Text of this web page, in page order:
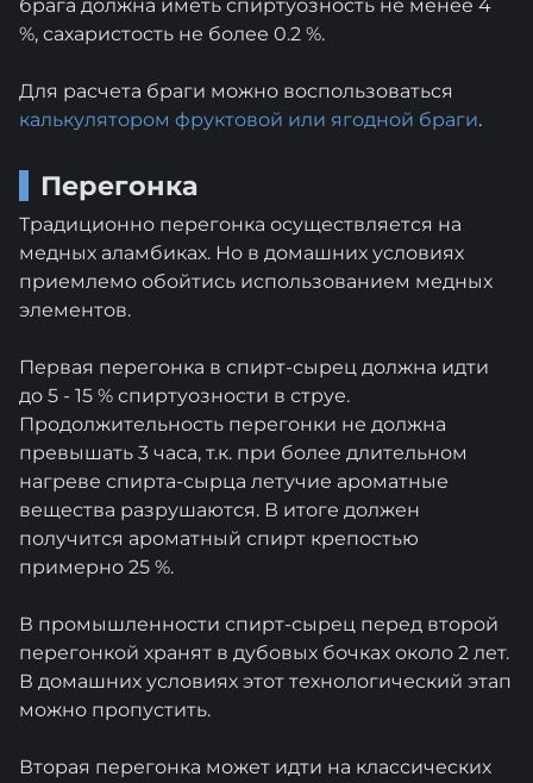
брага должна иметь спиртуозность не менее 4
%, сахаристость не более 0.2 %.
Для расчета браги можно воспользоваться
калькулятором фруктовой или ягодной браги.
Перегонка
Традиционно перегонка осуществляется на
медных аламбиках. Но в домашних условиях
приемлемо обойтись использованием медных
элементов.
Первая перегонка в спирт-сырец должна идти
до 5 - 15 % спиртуозности в струе.
Продолжительность перегонки не должна
превышать 3 часа, т.к. при более длительном
нагреве спирта-сырца летучие ароматные
вещества разрушаются. В итоге должен
получится ароматный спирт крепостью
примерно 25 %.
В промышленности спирт-сырец перед второй
перегонкой хранят в дубовых бочках около 2 лет.
В домашних условиях этот технологический этап
можно пропустить.
Вторая перегонка может идти на классических